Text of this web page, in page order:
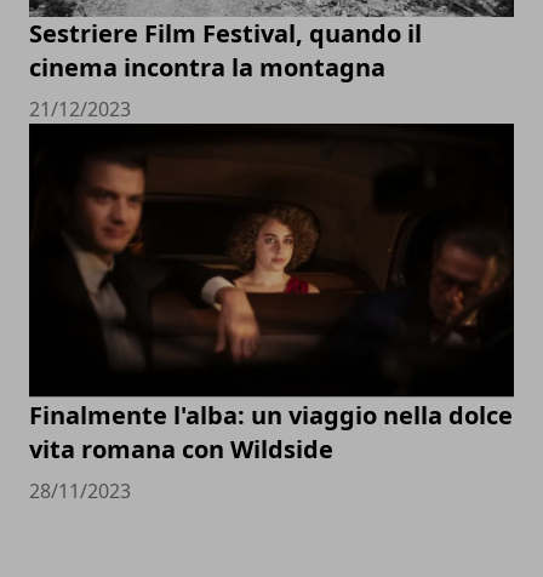
Sestriere Film Festival, quando il
cinema incontra la montagna
21/12/2023
Finalmente l'alba: un viaggio nella dolce
vita romana con Wildside
28/11/2023